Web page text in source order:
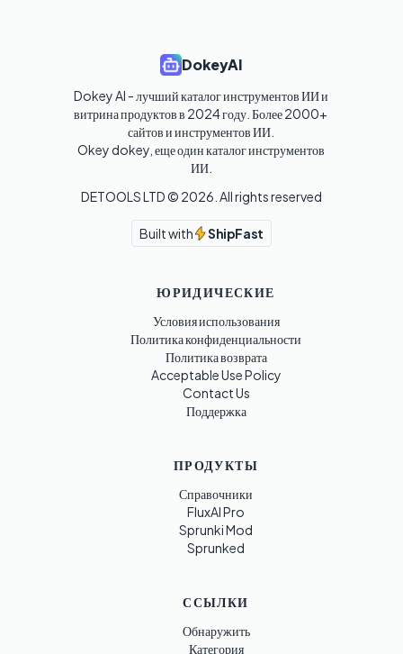
DokeyAI
Dokey AI - лучший каталог инструментов ИИ и
витрина продуктов в 2024 году. Более 2000+
сайтов и инструментов ИИ.
Okey dokey, еще один каталог инструментов
ИИ.
DETOOLS LTD © 2026 . All rights reserved
Built with ShipFast
ЮРИДИЧЕСКИЕ
Условия использования
Политика конфиденциальности
Политика возврата
Acceptable Use Policy
Contact Us
Поддержка
ПРОДУКТЫ
Справочники
FluxAI Pro
Sprunki Mod
Sprunked
ССЫЛКИ
Обнаружить
Категория